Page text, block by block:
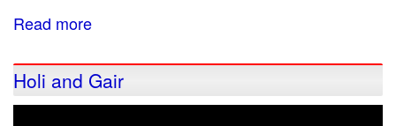
Read more
Holi and Gair